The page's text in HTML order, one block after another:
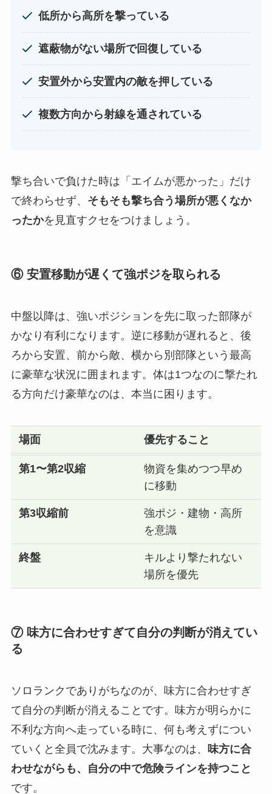
低所から高所を撃っている
遮蔽物がない場所で回復している
安置外から安置内の敵を押している
複数方向から射線を通されている
撃ち合いで負けた時は「エイムが悪かった」だけ
で終わらせず、 そもそも撃ち合う場所が悪くなか
ったかを見直すクセをつけましょう。
⑥ 安置移動が遅くて強ポジを取られる
中盤以降は、強いポジションを先に取った部隊が
かなり有利になります。逆に移動が遅れると、後
ろから安置、前から敵、横から別部隊という最高
に豪華な状況に囲まれます。体は1つなのに撃たれ
る方向だけ豪華なのは、本当に困ります。
場面 優先すること
第1〜第2収縮
物資を集めつつ早め
に移動
第3収縮前
強ポジ・建物・高所
を意識
終盤
キルより撃たれない
場所を優先
⑦ 味方に合わせすぎて自分の判断が消えてい
る
ソロランクでありがちなのが、味方に合わせすぎ
て自分の判断が消えることです。味方が明らかに
不利な方向へ走っている時に、何も考えずについ
ていくと全員で沈みます。大事なのは、 味方に合
わせながらも、自分の中で危険ラインを持つこと
です。